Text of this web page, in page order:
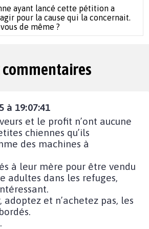
ayant lancé cette pétition a
pour la cause qui la concernait.
de même ?
commentaires
à 19:07:41
et le profit n’ont aucune
chiennes qu’ils
des machines à
à leur mère pour être vendu
adultes dans les refuges,
adoptez et n’achetez pas, les